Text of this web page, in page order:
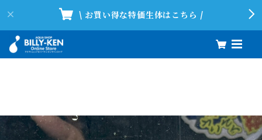
\ お買い得な特価生体はこちら /